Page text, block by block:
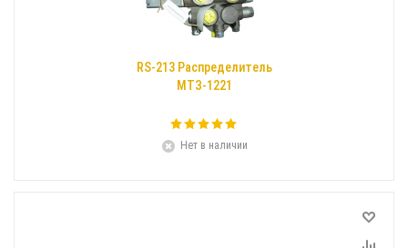
RS-213 Распределитель
МТЗ-1221
Нет в наличии